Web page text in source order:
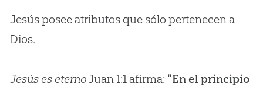
Jesús posee atributos que sólo pertenecen a
Dios.
Jesús es eternoJuan 1:1 afirma: "En el principio